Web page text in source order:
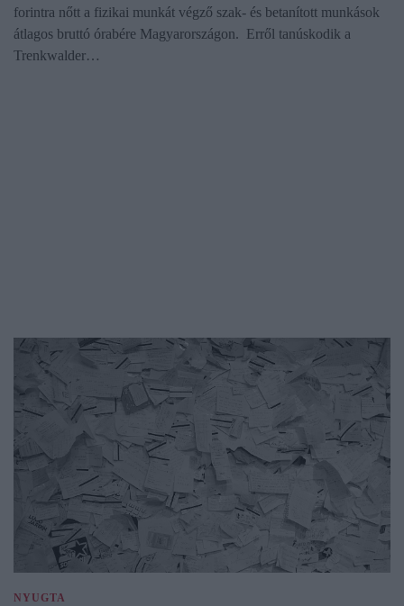
forintra nőtt a fizikai munkát végző szak- és betanított munkások
átlagos bruttó órabére Magyarországon. Erről tanúskodik a
Trenkwalder…
NYUGTA